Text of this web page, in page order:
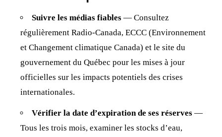
Suivre les médias fiables — Consultez
régulièrement Radio-Canada, ECCC (Environnement
et Changement climatique Canada) et le site du
gouvernement du Québec pour les mises à jour
officielles sur les impacts potentiels des crises
internationales.
Vérifier la date d’expiration de ses réserves —
Tous les trois mois, examiner les stocks d’eau,